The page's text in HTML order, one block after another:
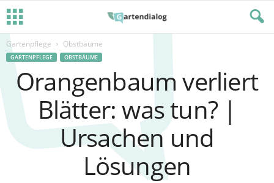
Gartenpflege Obstbäume
GARTENPFLEGE OBSTBÄUME
Orangenbaum verliert
Blätter: was tun? |
Ursachen und
Lösungen